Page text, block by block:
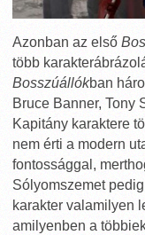
Azonban az első
több
Bosszúállókban
Bruce Banner, Tony
Kapitány karaktere
nem érti a modern
fontossággal,
Sólyomszemet
karakter valamilyen
amilyenben a